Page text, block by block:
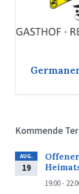
Kommende
AUG.
19
19:00 -